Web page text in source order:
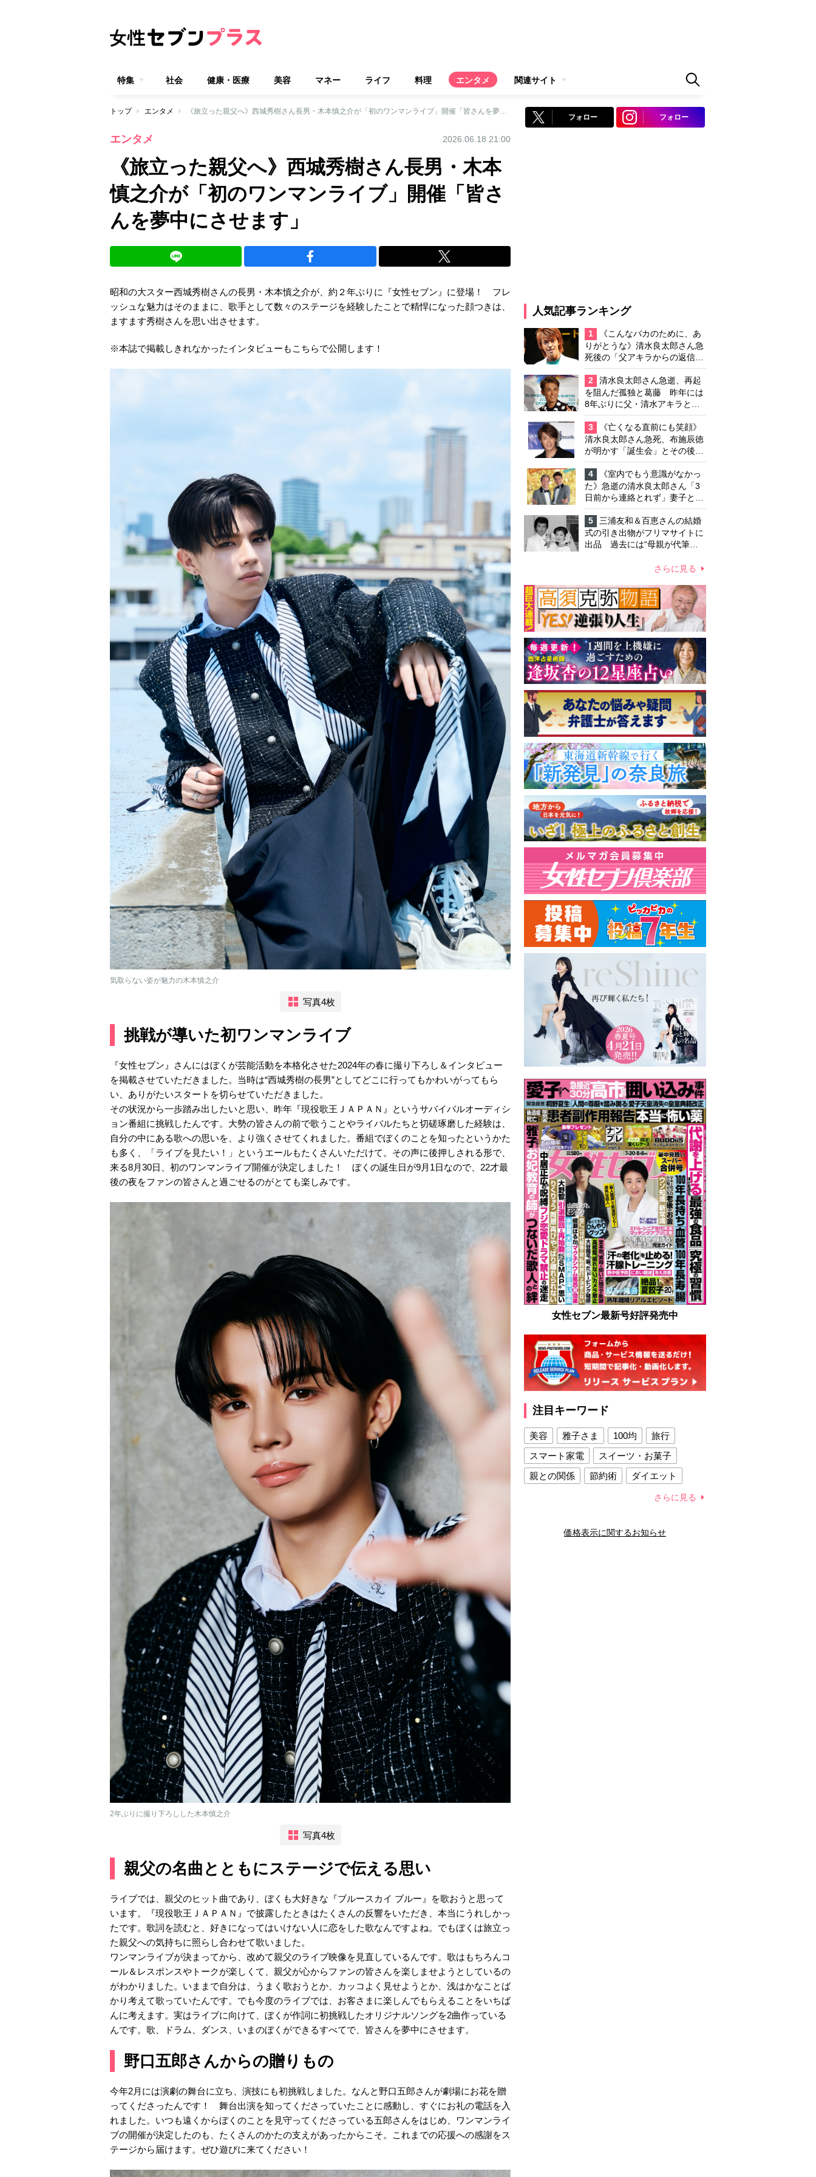
特集 社会 健康・医療 美容 マネー ライフ 料理 エンタメ 関連サイト
トップ エンタメ 《旅立った親父へ》西城秀樹さん長男・木本慎之介が「初のワンマンライブ」開催「皆さんを夢中にさせます」
エンタメ 2026.06.18 21:00
《旅立った親父へ》西城秀樹さん長男・木本
慎之介が「初のワンマンライブ」開催「皆さ
んを夢中にさせます」
昭和の大スター西城秀樹さんの長男・木本慎之介が、約２年ぶりに『女性セブン』に登場！ フレ
ッシュな魅力はそのままに、歌手として数々のステージを経験したことで精悍になった顔つきは、
ますます秀樹さんを思い出させます。
※本誌で掲載しきれなかったインタビューもこちらで公開します！
気取らない姿が魅力の木本慎之介
写真4枚
挑戦が導いた初ワンマンライブ
『女性セブン』さんにはぼくが芸能活動を本格化させた2024年の春に撮り下ろし＆インタビュー
を掲載させていただきました。当時は“西城秀樹の長男”としてどこに行ってもかわいがってもら
い、ありがたいスタートを切らせていただきました。
その状況から一歩踏み出したいと思い、昨年『現役歌王ＪＡＰＡＮ』というサバイバルオーディシ
ョン番組に挑戦したんです。大勢の皆さんの前で歌うことやライバルたちと切磋琢磨した経験は、
自分の中にある歌への思いを、より強くさせてくれました。番組でぼくのことを知ったというかた
も多く、「ライブを見たい！」というエールもたくさんいただけて。その声に後押しされる形で、
来る8月30日、初のワンマンライブ開催が決定しました！ ぼくの誕生日が9月1日なので、22才最
後の夜をファンの皆さんと過ごせるのがとても楽しみです。
2年ぶりに撮り下ろしした木本慎之介
写真4枚
親父の名曲とともにステージで伝える思い
ライブでは、親父のヒット曲であり、ぼくも大好きな『ブルースカイ ブルー』を歌おうと思って
います。『現役歌王ＪＡＰＡＮ』で披露したときはたくさんの反響をいただき、本当にうれしかっ
たです。歌詞を読むと、好きになってはいけない人に恋をした歌なんですよね。でもぼくは旅立っ
た親父への気持ちに照らし合わせて歌いました。
ワンマンライブが決まってから、改めて親父のライブ映像を見直しているんです。歌はもちろんコ
ール＆レスポンスやトークが楽しくて、親父が心からファンの皆さんを楽しませようとしているの
がわかりました。いままで自分は、うまく歌おうとか、カッコよく見せようとか、浅はかなことば
かり考えて歌っていたんです。でも今度のライブでは、お客さまに楽しんでもらえることをいちば
んに考えます。実はライブに向けて、ぼくが作詞に初挑戦したオリジナルソングを2曲作っている
んです。歌、ドラム、ダンス、いまのぼくができるすべてで、皆さんを夢中にさせます。
野口五郎さんからの贈りもの
今年2月には演劇の舞台に立ち、演技にも初挑戦しました。なんと野口五郎さんが劇場にお花を贈
ってくださったんです！ 舞台出演を知ってくださっていたことに感動し、すぐにお礼の電話を入
れました。いつも遠くからぼくのことを見守ってくださっている五郎さんをはじめ、ワンマンライ
ブの開催が決定したのも、たくさんのかたの支えがあったからこそ。これまでの応援への感謝をス
テージから届けます。ぜひ遊びに来てください！
フォロー フォロー
人気記事ランキング
1
《こんなバカのために、あ
りがとうな》清水良太郎さん急
死後の「父アキラからの返信」
布施辰徳が涙で明かす「順番が
違う」
2
清水良太郎さん急逝、再起
を阻んだ孤独と葛藤 昨年には
8年ぶりに父・清水アキラと共
演、本格的な活動再開に向かっ
ていたが…周囲が懸念していた
「不安定なところ」
3
《亡くなる直前にも笑顔》
清水良太郎さん急死、布施辰徳
が明かす「誕生会」とその後の
メッセージ
4
《室内でもう意識がなかっ
た》急逝の清水良太郎さん「3
日前から連絡とれず」妻子とは
別居で孤独を感じていた
5
三浦友和＆百恵さんの結婚
式の引き出物がフリマサイトに
出品 過去には“母親が代筆し
ほどで売買 昭和スターグッズ
さらに見る
女性セブン最新号好評発売中
注目キーワード
美容 雅子さま 100均
旅行
スマート家電
スイーツ・お菓子
親との関係
節約術
ダイエット
夫との関係
新津春子 どか食い
さらに見る
価格表示に関するお知らせ